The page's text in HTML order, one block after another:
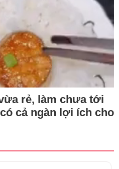
rẻ, làm chưa tới
cả ngàn lợi ích cho